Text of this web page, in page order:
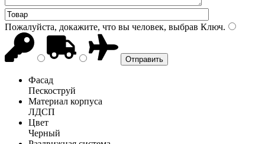
Пожалуйста, докажите, что вы человек, выбрав Ключ.
Фасад
Пескоструй
Материал корпуса
ЛДСП
Цвет
Черный